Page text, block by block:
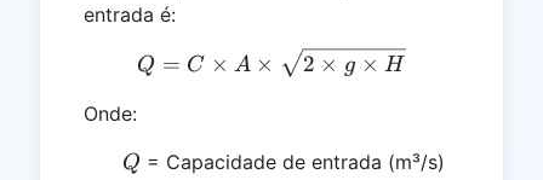
entrada é:
Q = C \times A \times
Q = C × A × 2 × g × H
Onde:
Q
Q = Capacidade de entrada (m³/s)